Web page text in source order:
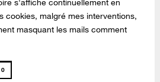
s'affiche continuellement en
cookies, malgré mes interventions,
masquant les mails comment
0